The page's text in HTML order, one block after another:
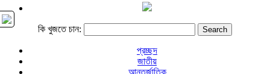
কি খুজতে চান:
প্রচ্ছদ
জাতীয়
আন্তর্জাতিক